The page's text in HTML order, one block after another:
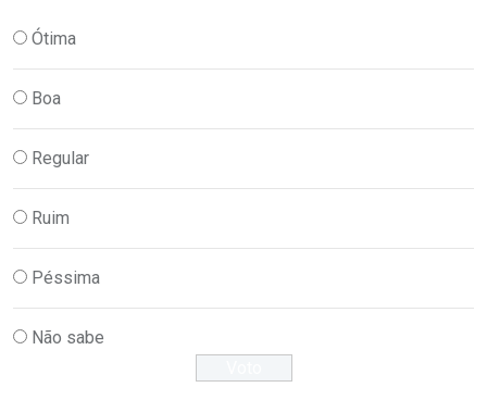
Ótima
Boa
Regular
Ruim
Péssima
Não sabe